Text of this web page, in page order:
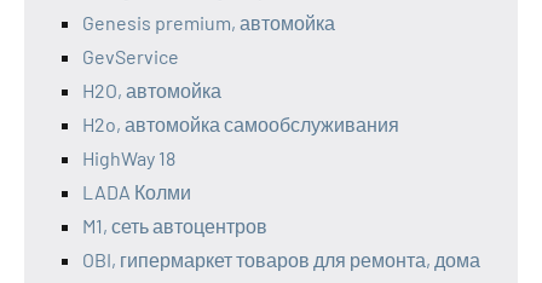
Genesis premium, автомойка
GevService
H2O, автомойка
H2o, автомойка самообслуживания
HighWay 18
LADA Колми
M1, сеть автоцентров
OBI, гипермаркет товаров для ремонта, дома